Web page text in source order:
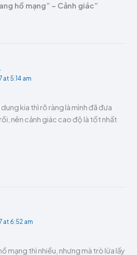
hồ mạng” – Cảnh giác”
5:14 am
kia thì rõ ràng là mình đã đưa
nên cảnh giác cao độ là tốt nhất
at 6:52 am
mạng thì nhiều, nhưng mà trò lừa lấy